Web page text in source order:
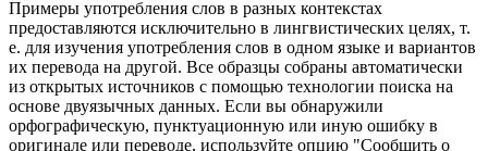
Примеры употребления слов в разных контекстах
предоставляются исключительно в лингвистических целях, т.
е. для изучения употребления слов в одном языке и вариантов
их перевода на другой. Все образцы собраны автоматически
из открытых источников с помощью технологии поиска на
основе двуязычных данных. Если вы обнаружили
орфографическую, пунктуационную или иную ошибку в
оригинале или переводе, используйте опцию "Сообщить о